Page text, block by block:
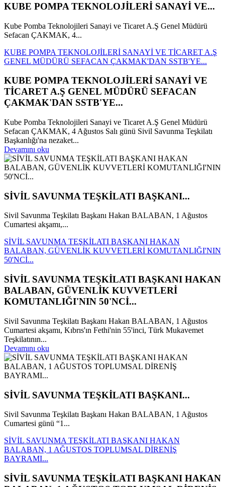
KUBE POMPA TEKNOLOJİLERİ SANAYİ VE...
Kube Pomba Teknolojileri Sanayi ve Ticaret A.Ş Genel Müdürü
Sefacan ÇAKMAK, 4...
KUBE POMPA TEKNOLOJİLERİ SANAYİ VE TİCARET A.Ş
GENEL MÜDÜRÜ SEFACAN ÇAKMAK'DAN SSTB'YE...
KUBE POMPA TEKNOLOJİLERİ SANAYİ VE
TİCARET A.Ş GENEL MÜDÜRÜ SEFACAN
ÇAKMAK'DAN SSTB'YE...
Kube Pomba Teknolojileri Sanayi ve Ticaret A.Ş Genel Müdürü
Sefacan ÇAKMAK, 4 Ağustos Salı günü Sivil Savunma Teşkilatı
Başkanlığı'na nezaket...
Devamını oku
SİVİL SAVUNMA TEŞKİLATI BAŞKANI...
Sivil Savunma Teşkilatı Başkanı Hakan BALABAN, 1 Ağustos
Cumartesi akşamı,...
SİVİL SAVUNMA TEŞKİLATI BAŞKANI HAKAN
BALABAN, GÜVENLİK KUVVETLERİ KOMUTANLIĞI'NIN
50'NCİ...
SİVİL SAVUNMA TEŞKİLATI BAŞKANI HAKAN
BALABAN, GÜVENLİK KUVVETLERİ
KOMUTANLIĞI'NIN 50'NCİ...
Sivil Savunma Teşkilatı Başkanı Hakan BALABAN, 1 Ağustos
Cumartesi akşamı, Kıbrıs'ın Fethi'nin 55'inci, Türk Mukavemet
Teşkilatının...
Devamını oku
SİVİL SAVUNMA TEŞKİLATI BAŞKANI...
Sivil Savunma Teşkilatı Başkanı Hakan BALABAN, 1 Ağustos
Cumartesi günü “1...
SİVİL SAVUNMA TEŞKİLATI BAŞKANI HAKAN
BALABAN, 1 AĞUSTOS TOPLUMSAL DİRENİŞ
BAYRAMI...
SİVİL SAVUNMA TEŞKİLATI BAŞKANI HAKAN